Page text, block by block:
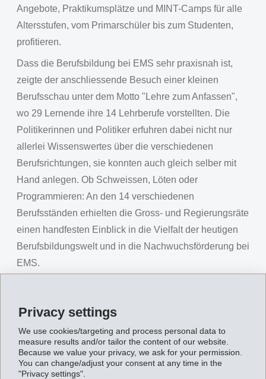
Privacy settings
We use cookies/targeting and process personal data to
measure results and/or tailor the content of our website.
Because we value your privacy, we ask for your permission.
You can change/adjust your consent at any time in the
"Privacy settings".
Angebote, Praktikumsplätze und MINT-Camps für alle
Altersstufen, vom Primarschüler bis zum Studenten,
profitieren.
Dass die Berufsbildung bei EMS sehr praxisnah ist,
zeigte der anschliessende Besuch einer kleinen
Berufsschau unter dem Motto "Lehre zum Anfassen",
wo 29 Lernende ihre 14 Lehrberufe vorstellten. Die
Politikerinnen und Politiker erfuhren dabei nicht nur
allerlei Wissenswertes über die verschiedenen
Berufsrichtungen, sie konnten auch gleich selber mit
Hand anlegen. Ob Schweissen, Löten oder
Programmieren: An den 14 verschiedenen
Berufsständen erhielten die Gross- und Regierungsräte
einen handfesten Einblick in die Vielfalt der heutigen
Berufsbildungswelt und in die Nachwuchsförderung bei
EMS.
Verwaltungsratspräsident Dr. Ulf Berg verabschiedete
die Gäste mit dem Aufruf, sich weiterhin für einen
bildungsstarken Standort Graubünden einzusetzen.